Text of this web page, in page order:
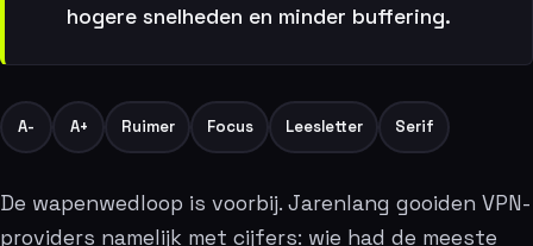
hogere snelheden en minder buffering.
A- A+ Ruimer Focus Leesletter Serif
De wapenwedloop is voorbij. Jarenlang gooiden VPN-
providers namelijk met cijfers: wie had de meeste